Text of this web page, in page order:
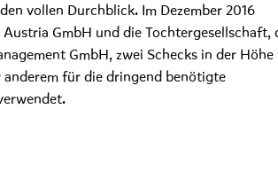
vollen Durchblick. Im Dezember 2016
GmbH und die Tochtergesellschaft,
GmbH, zwei Schecks in der Höhe
für die dringend benötigte